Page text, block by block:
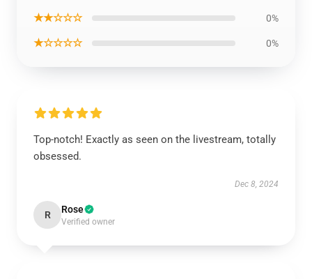
★★☆☆☆ 0%
★☆☆☆☆ 0%
Top-notch! Exactly as seen on the livestream, totally
obsessed.
Dec 8, 2024
R Rose
Verified owner